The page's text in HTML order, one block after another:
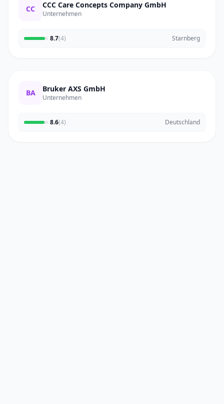
CC CCC Care Concepts Company GmbH
Unternehmen
8.7(4) Starnberg
BA Bruker AXS GmbH
Unternehmen
8.6(4) Deutschland